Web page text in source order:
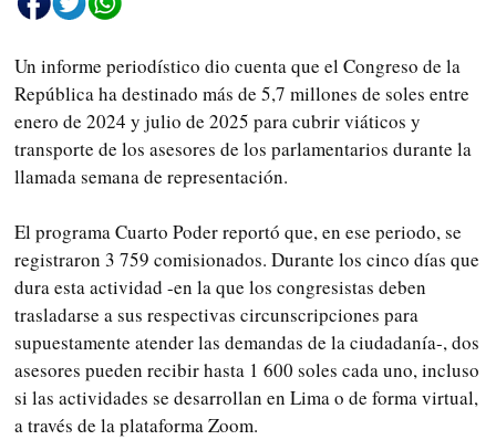
Un informe periodístico dio cuenta que el Congreso de la
República ha destinado más de 5,7 millones de soles entre
enero de 2024 y julio de 2025 para cubrir viáticos y
transporte de los asesores de los parlamentarios durante la
llamada semana de representación.
El programa Cuarto Poder reportó que, en ese periodo, se
registraron 3 759 comisionados. Durante los cinco días que
dura esta actividad -en la que los congresistas deben
trasladarse a sus respectivas circunscripciones para
supuestamente atender las demandas de la ciudadanía-, dos
asesores pueden recibir hasta 1 600 soles cada uno, incluso
si las actividades se desarrollan en Lima o de forma virtual,
a través de la plataforma Zoom.